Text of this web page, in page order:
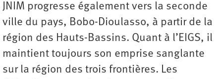
JNIM progresse également vers la seconde
ville du pays, Bobo-Dioulasso, à partir de la
région des Hauts-Bassins. Quant à l’EIGS, il
maintient toujours son emprise sanglante
sur la région des trois frontières. Les